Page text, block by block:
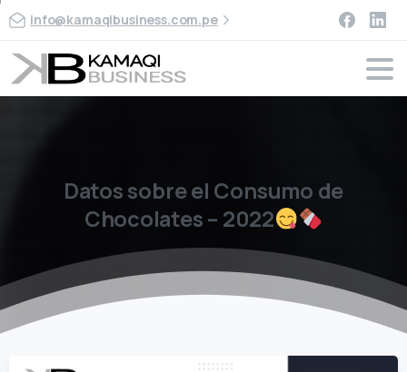
info@kamaqibusiness.com.pe
Datossobreel Consumo de
Chocolates– 2022